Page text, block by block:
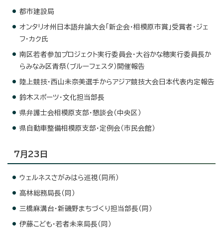
都市建設局
オンタリオ州日本語弁論大会「新企会・相模原市賞」受賞者・ジェ
フ・カク氏
南区若者参加プロジェクト実行委員会・大谷かな穂実行委員長か
らみなみ区青祭（ブルーフェスタ）開催報告
陸上競技・西山未奈美選手からアジア競技大会日本代表内定報告
鈴木スポーツ・文化担当部長
県弁護士会相模原支部・懇談会（中央区）
県自動車整備相模原支部・定例会（市民会館）
7月23日
ウェルネスさがみはら巡視（同所）
高林総務局長（同）
三橋麻溝台・新磯野まちづくり担当部長（同）
伊藤こども・若者未来局長（同）